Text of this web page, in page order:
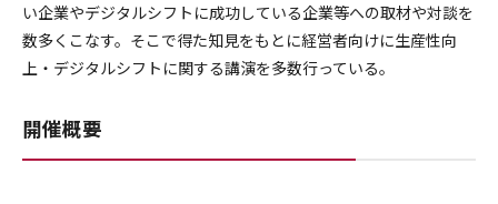
い企業やデジタルシフトに成功している企業等への取材や対談を
数多くこなす。そこで得た知見をもとに経営者向けに生産性向
上・デジタルシフトに関する講演を多数行っている。
開催概要